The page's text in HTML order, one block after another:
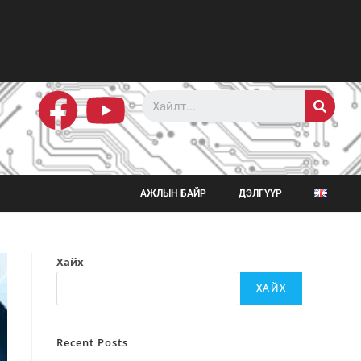
АЖЛЫН БАЙР ДЭЛГҮҮР
Хайх
ХАЙХ
Recent Posts